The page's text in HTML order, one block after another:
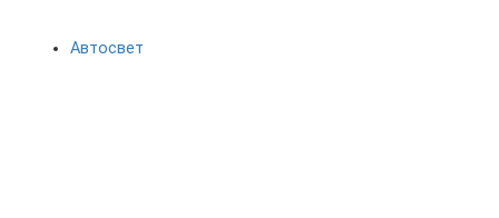
Автосвет